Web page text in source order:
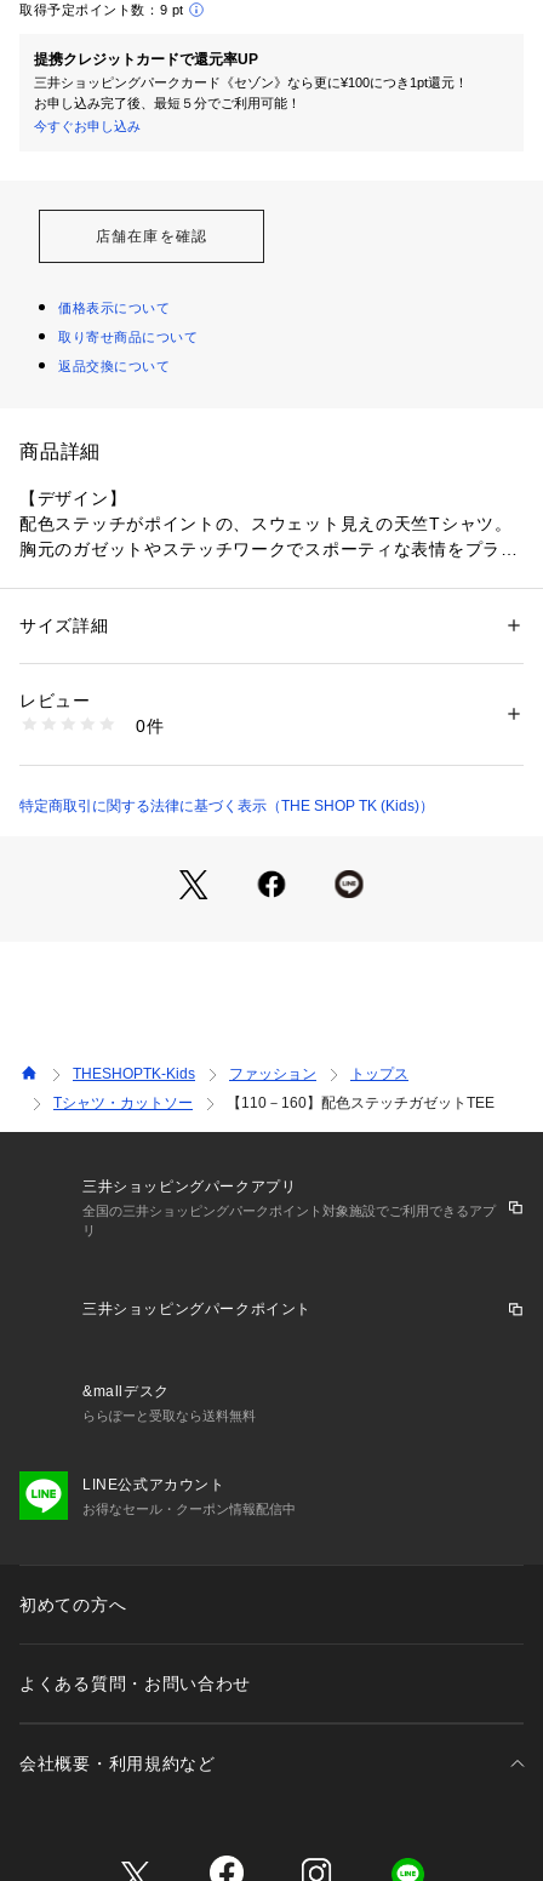
取得予定ポイント数： 9 pt
提携クレジットカードで還元率UP
三井ショッピングパークカード《セゾン》なら更に¥100につき1pt還元！
お申し込み完了後、最短５分でご利用可能！
今すぐお申し込み
店舗在庫を確認
価格表示について
取り寄せ商品について
返品交換について
商品詳細
【デザイン】
配色ステッチがポイントの、スウェット見えの天竺Tシャツ。
胸元のガゼットやステッチワークでスポーティな表情をプラス
【素材】
園・通学にも活躍。
季節を問わず着回せるちょうど良い厚みです。
デニムやジョガー、ショートパンツと好相性。
性別：キッズ・ベビー
素材：本体: コットン100％ リブ部分: コットン97％ ポリウレタン3％
商品番号：
238-15002 （ショップ）
サイズ詳細
レビュー
0件
特定商取引に関する法律に基づく表示（THE SHOP TK (Kids)）
THESHOPTK-Kids ファッション
トップス
Tシャツ・カットソー
【110－160】配色ステッチガゼットTEE
三井ショッピングパークアプリ
全国の三井ショッピングパークポイント対象施設でご利用できるアプ
リ
三井ショッピングパークポイント
&mallデスク
ららぽーと受取なら送料無料
LINE公式アカウント
お得なセール・クーポン情報配信中
初めての方へ
よくある質問・お問い合わせ
会社概要・利用規約など